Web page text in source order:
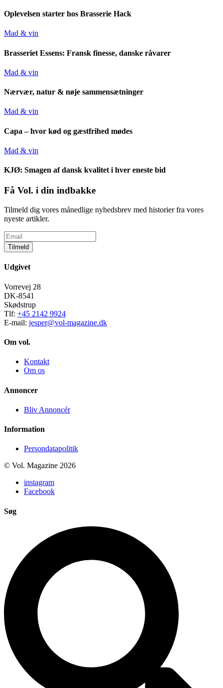
Oplevelsen starter hos Brasserie Hack
Mad & vin
Brasseriet Essens: Fransk finesse, danske råvarer
Mad & vin
Nærvær, natur & nøje sammensætninger
Mad & vin
Capa – hvor kød og gæstfrihed mødes
Mad & vin
KJØ: Smagen af dansk kvalitet i hver eneste bid
Få Vol. i din indbakke
Tilmeld dig vores månedlige nyhedsbrev med historier fra vores
nyeste artikler.
Tilmeld
Udgivet
Vorrevej 28
DK-8541
Skødstrup
Tlf: +45 2142 9924
E-mail: jesper@vol-magazine.dk
Om vol.
Kontakt
Om os
Annoncer
Bliv Annoncér
Information
Persondatapolitik
© Vol. Magazine 2026
instagram
Facebook
Søg